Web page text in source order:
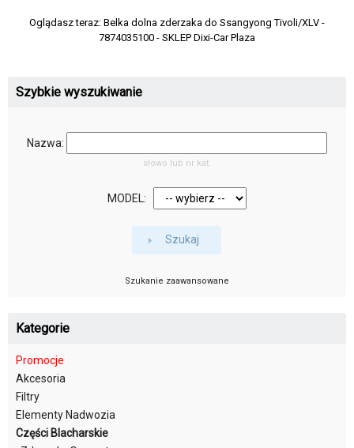
Oglądasz teraz: Belka dolna zderzaka do Ssangyong Tivoli/XLV -
7874035100 - SKLEP Dixi-Car Plaza
Szybkie wyszukiwanie
Nazwa:
słowo lub nr kat.
MODEL:
Szukaj
Szukanie zaawansowane
Kategorie
Promocje
Akcesoria
Filtry
Elementy Nadwozia
Części Blacharskie